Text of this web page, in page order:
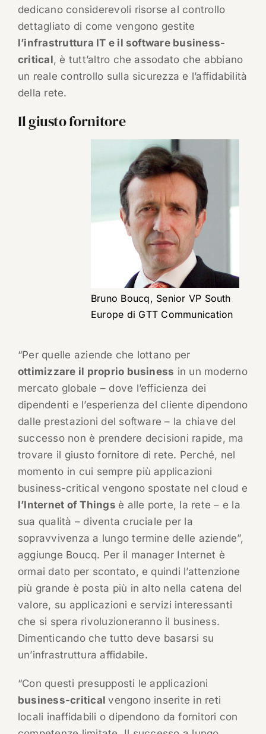
dedicano considerevoli risorse al controllo
dettagliato di come vengono gestite
l’infrastruttura IT e il software business-
critical, è tutt’altro che assodato che abbiano
un reale controllo sulla sicurezza e l’affidabilità
della rete.
Il giusto fornitore
Bruno Boucq, Senior VP South
Europe di GTT Communication
“Per quelle aziende che lottano per
ottimizzare il proprio business in un moderno
mercato globale – dove l’efficienza dei
dipendenti e l’esperienza del cliente dipendono
dalle prestazioni del software – la chiave del
successo non è prendere decisioni rapide, ma
trovare il giusto fornitore di rete. Perché, nel
momento in cui sempre più applicazioni
business-critical vengono spostate nel cloud e
l’Internet of Things è alle porte, la rete – e la
sua qualità – diventa cruciale per la
sopravvivenza a lungo termine delle aziende”,
aggiunge Boucq. Per il manager Internet è
ormai dato per scontato, e quindi l’attenzione
più grande è posta più in alto nella catena del
valore, su applicazioni e servizi interessanti
che si spera rivoluzioneranno il business.
Dimenticando che tutto deve basarsi su
un’infrastruttura affidabile.
“Con questi presupposti le applicazioni
business-criticalvengono inserite in reti
locali inaffidabili o dipendono da fornitori con